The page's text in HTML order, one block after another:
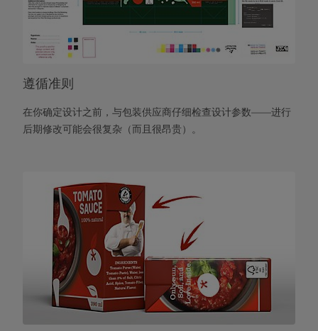
遵循准则
在你确定设计之前，与包装供应商仔细检查设计参数——进行
后期修改可能会很复杂（而且很昂贵）。